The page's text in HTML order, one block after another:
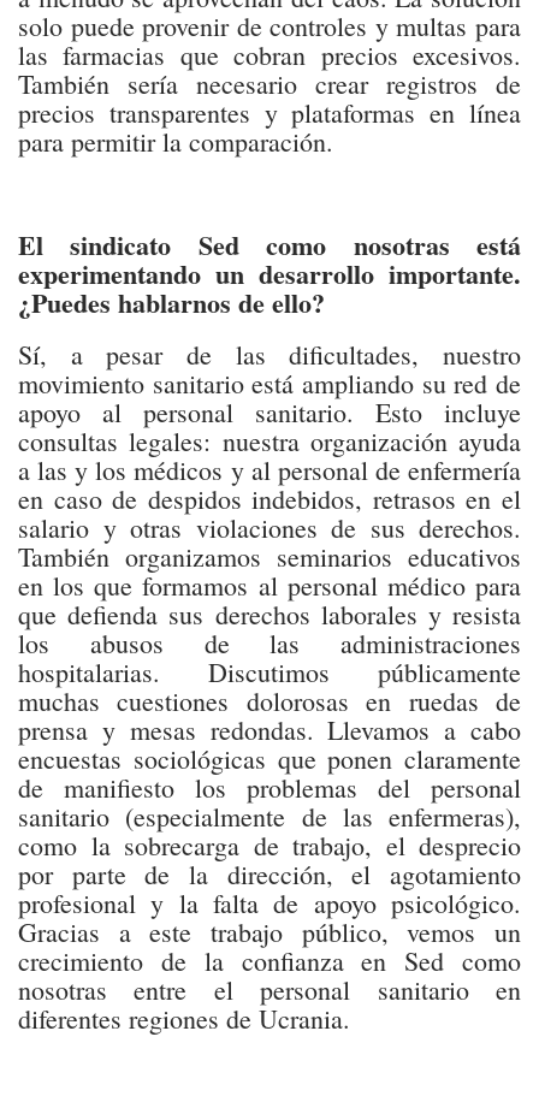
solo puede provenir de controles y multas para
las farmacias que cobran precios excesivos.
También sería necesario crear registros de
precios transparentes y plataformas en línea
para permitir la comparación.
El sindicato Sed como nosotras está
experimentando un desarrollo importante.
¿Puedes hablarnos de ello?
Sí, a pesar de las dificultades, nuestro
movimiento sanitario está ampliando su red de
apoyo al personal sanitario. Esto incluye
consultas legales: nuestra organización ayuda
a las y los médicos y al personal de enfermería
en caso de despidos indebidos, retrasos en el
salario y otras violaciones de sus derechos.
También organizamos seminarios educativos
en los que formamos al personal médico para
que defienda sus derechos laborales y resista
los abusos de las administraciones
hospitalarias. Discutimos públicamente
muchas cuestiones dolorosas en ruedas de
prensa y mesas redondas. Llevamos a cabo
encuestas sociológicas que ponen claramente
de manifiesto los problemas del personal
sanitario (especialmente de las enfermeras),
como la sobrecarga de trabajo, el desprecio
por parte de la dirección, el agotamiento
profesional y la falta de apoyo psicológico.
Gracias a este trabajo público, vemos un
crecimiento de la confianza en Sed como
nosotras entre el personal sanitario en
diferentes regiones de Ucrania.